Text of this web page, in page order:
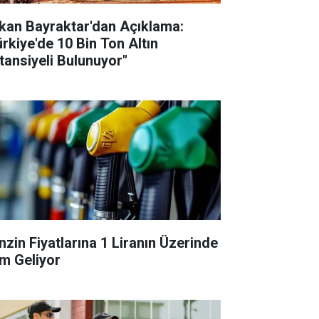
Bayraktar'dan Açıklama:
10 Bin Ton Altın
Bulunuyor"
Fiyatlarına 1 Liranın Üzerinde
Geliyor